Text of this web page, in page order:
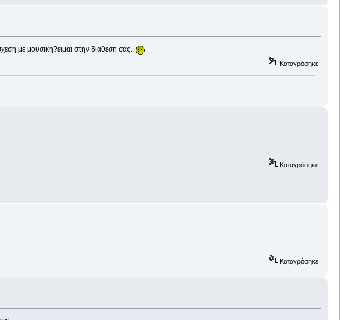
με μουσικη?ειμαι στην διαθεση σας..
Καταγράφηκε
Καταγράφηκε
Καταγράφηκε